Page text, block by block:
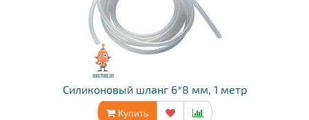
Силиконовый шланг 6*8 мм, 1 метр
Купить